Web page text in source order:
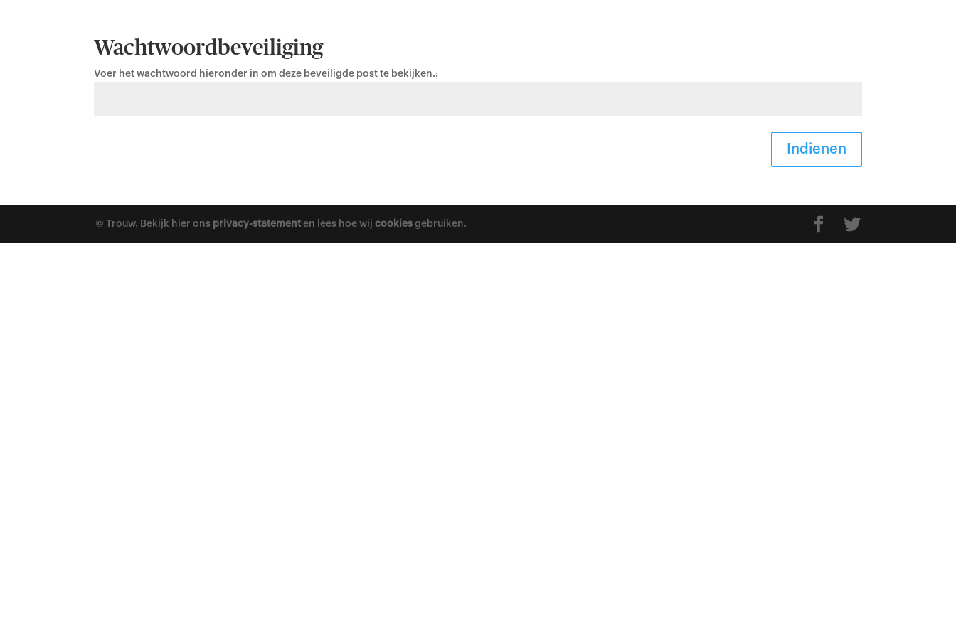
Wachtwoordbeveiliging
Voer het wachtwoord hieronder in om deze beveiligde post te bekijken.:
Indienen
© Trouw. Bekijk hier ons privacy-statement en lees hoe wijcookies gebruiken.